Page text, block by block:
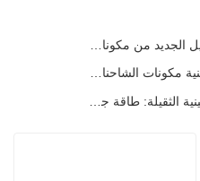
SDLG تكشف عن تقنية مكونات الشاحنات من الجيل التالي لتعزيز الكفاءة اللوجستية العالمية